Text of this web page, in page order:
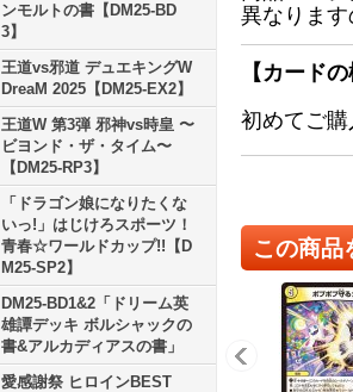
ンモルトの書【DM25-BD
3】
王道vs邪道 デュエキングW
DreaM 2025【DM25-EX2】
王道W 第3弾 邪神vs時皇 〜
ビヨンド・ザ・タイム〜
【DM25-RP3】
「ドラゴン娘になりたくな
いっ!」はじけろスポーツ！
青春☆ワールドカップ!!【D
M25-SP2】
DM25-BD1&2「ドリーム英
雄譚デッキ ボルシャックの
書&アルカディアスの書」
愛感謝祭 ヒロインBEST
異なります
【カード
初めてご
この商品